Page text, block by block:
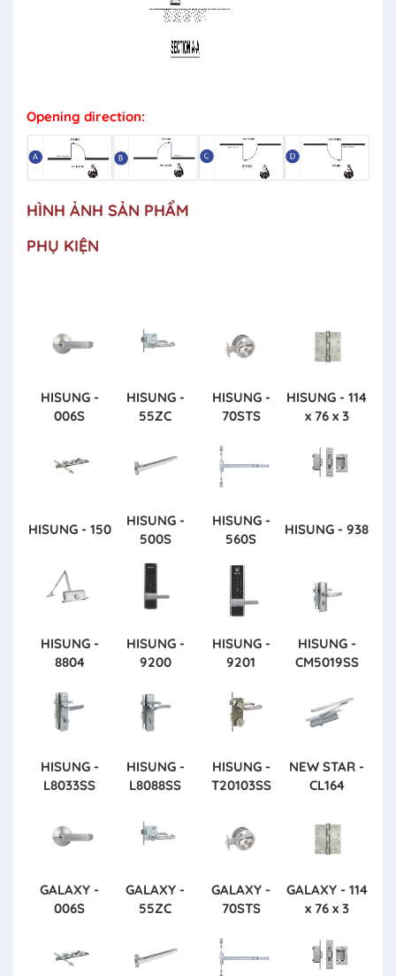
Opening direction:
HÌNH ẢNH SẢN PHẨM
PHỤ KIỆN
HISUNG -
006S
HISUNG -
55ZC
HISUNG -
70STS
HISUNG - 114
x 76 x 3
HISUNG - 150
HISUNG -
500S
HISUNG -
560S
HISUNG - 938
HISUNG -
8804
HISUNG -
9200
HISUNG -
9201
HISUNG -
CM5019SS
HISUNG -
L8033SS
HISUNG -
L8088SS
HISUNG -
T20103SS
NEW STAR -
CL164
GALAXY -
006S
GALAXY -
55ZC
GALAXY -
70STS
GALAXY - 114
x 76 x 3